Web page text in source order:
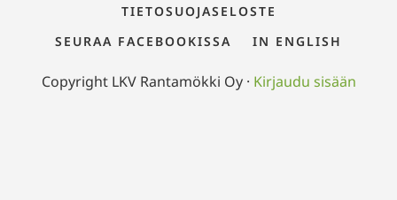
TIETOSUOJASELOSTE
SEURAA FACEBOOKISSA
IN ENGLISH
Copyright LKV Rantamökki Oy · Kirjaudu sisään